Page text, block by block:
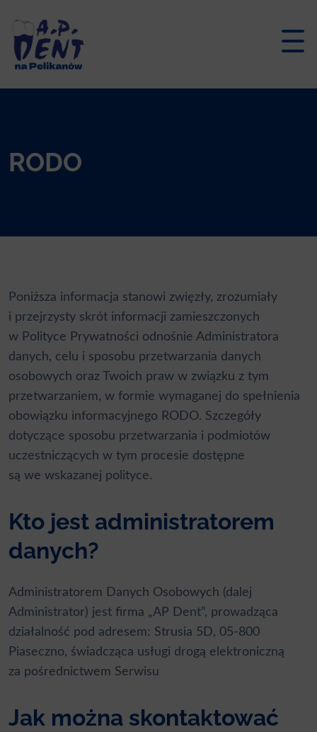
content
RODO
Poniższa informacja stanowi zwięzły, zrozumiały
i przejrzysty skrót informacji zamieszczonych
w Polityce Prywatności odnośnie Administratora
danych, celu i sposobu przetwarzania danych
osobowych oraz Twoich praw w związku z tym
przetwarzaniem, w formie wymaganej do spełnienia
obowiązku informacyjnego RODO. Szczegóły
dotyczące sposobu przetwarzania i podmiotów
uczestniczących w tym procesie dostępne
są we wskazanej polityce.
Kto jest administratorem
danych?
Administratorem Danych Osobowych (dalej
Administrator) jest firma „AP Dent”, prowadząca
działalność pod adresem: Strusia 5D, 05-800
Piaseczno, świadcząca usługi drogą elektroniczną
za pośrednictwem Serwisu
Jak można skontaktować